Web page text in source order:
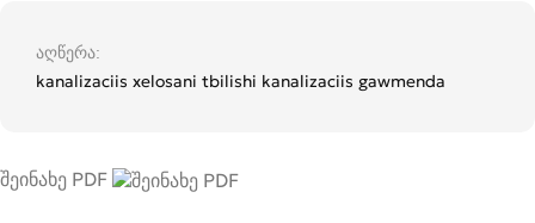
აღწერა
kanalizaciis xelosani tbilishi kanalizaciis gawmenda
შეინახე PDF